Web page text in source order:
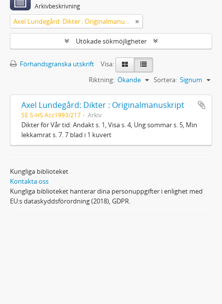
Arkivbeskrivning
Axel Lundegård: Dikter : Originalmanuskript
Utökade sökmöjligheter
Förhandsgranska utskrift
Visa:
Sortera: Signum
Riktning: Ökande
Axel Lundegård: Dikter : Originalmanuskript
SE S-HS Acc1993/217 Arkiv
Dikter för Vår tid: Andakt s. 1, Visa s. 4, Ung sommar s. 5, Min
lekkamrat s. 7. 7 blad i 1 kuvert
Kungliga biblioteket
Kontakta oss
Kungliga biblioteket hanterar dina personuppgifter i enlighet med
EU:s dataskyddsförordning (2018), GDPR.